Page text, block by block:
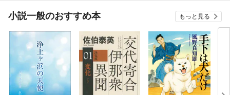
小説一般のおすすめ本 もっと見る